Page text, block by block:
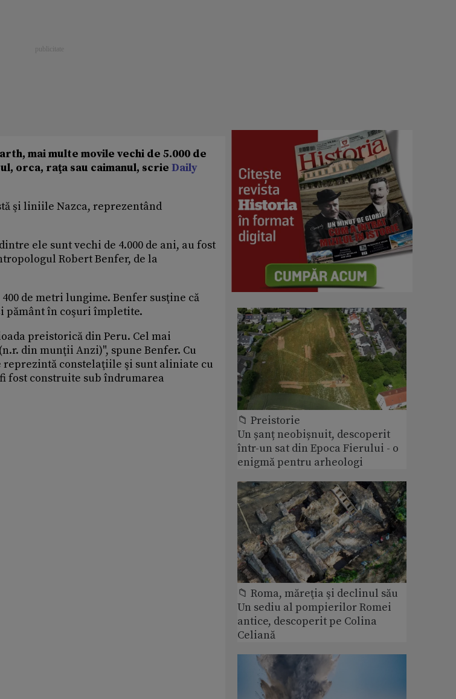
mai multe movile vechi de 5.000 de
orca, raţa sau caimanul, scrie Daily
şi liniile Nazca, reprezentând
ele sunt vechi de 4.000 de ani, au fost
Robert Benfer, de la
de metri lungime. Benfer susţine că
pământ în coşuri împletite.
preistorică din Peru. Cel mai
din munţii Anzi)", spune Benfer. Cu
reprezintă constelaţiile şi sunt aliniate cu
fost construite sub îndrumarea
📁 Preistorie
Un șanț neobișnuit, descoperit
într-un sat din Epoca Fierului - o
enigmă pentru arheologi
📁 Roma, măreţia şi declinul său
Un sediu al pompierilor Romei
antice, descoperit pe Colina
Celiană